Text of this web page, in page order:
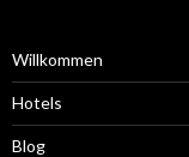
Willkommen
Hotels
Blog